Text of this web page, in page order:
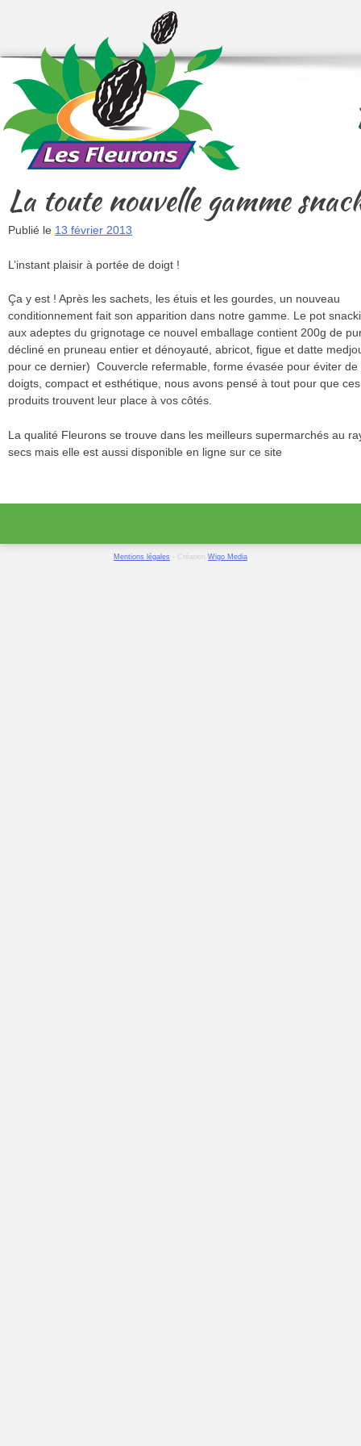
Menu
Skip to content
La toute nouvelle gamme
Publié le 13 février 2013
L’instant plaisir à portée de doigt !
Ça y est ! Après les sachets, les étuis et les gourdes, un nouveau
conditionnement fait son apparition dans notre gamme. Le pot
aux adeptes du grignotage ce nouvel emballage contient 200g de
décliné en pruneau entier et dénoyauté, abricot, figue et datte
pour ce dernier) Couvercle refermable, forme évasée pour éviter de
doigts, compact et esthétique, nous avons pensé à tout pour que
produits trouvent leur place à vos côtés.
La qualité Fleurons se trouve dans les meilleurs supermarchés au
secs mais elle est aussi disponible en ligne sur ce site
Mentions légales - Création Wigo Media